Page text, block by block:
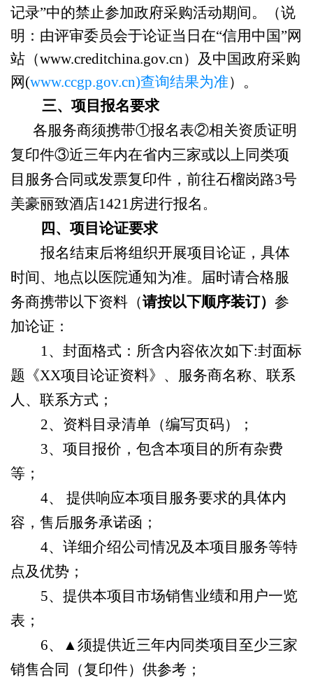
记录”中的禁止参加政府采购活动期间。（说
明：由评审委员会于论证当日在“信用中国”网
站（www.creditchina.gov.cn）及中国政府采购
网(www.ccgp.gov.cn)查询结果为准）。
三、项目报名要求
各服务商须携带①报名表②相关资质证明
复印件③近三年内在省内三家或以上同类项
目服务合同或发票复印件， 前往石榴岗路3号
美豪丽致酒店1421房进行报名 。
四、项目论证要求
报名结束后将组织开展项目论证，具体
时间、地点以医院通知为准。届时请合格服
务商携带以下资料（请按以下顺序装订） 参
加论证 ：
1、封面格式：所含内容依次如下:封面标
题《XX项目论证资料》、服务商名称、联系
人、联系方式；
2、资料目录清单（编写页码）；
3、项目报价，包含本项目的所有杂费
等；
4、 提供响应本项目服务要求的具体内
容，售后服务承诺函；
4、详细介绍公司情况及本项目服务等特
点及优势；
5、提供本项目市场销售业绩和用户一览
表；
6、▲须提供近三年内同类项目至少三家
销售合同（复印件）供参考；